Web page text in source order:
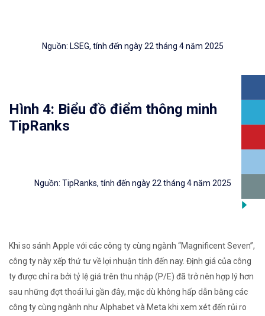
Nguồn: LSEG, tính đến ngày 22 tháng 4 năm 2025
Hình 4: Biểu đồ điểm thông minh
TipRanks
Nguồn: TipRanks, tính đến ngày 22 tháng 4 năm 2025
Khi so sánh Apple với các công ty cùng ngành “Magnificent Seven”,
công ty này xếp thứ tư về lợi nhuận tính đến nay. Định giá của công
ty được chỉ ra bởi tỷ lệ giá trên thu nhập (P/E) đã trở nên hợp lý hơn
sau những đợt thoái lui gần đây, mặc dù không hấp dẫn bằng các
công ty cùng ngành như Alphabet và Meta khi xem xét đến rủi ro